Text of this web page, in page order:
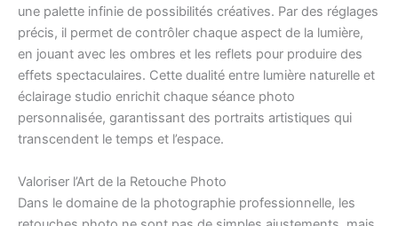
une palette infinie de possibilités créatives. Par des réglages
précis, il permet de contrôler chaque aspect de la lumière,
en jouant avec les ombres et les reflets pour produire des
effets spectaculaires. Cette dualité entre lumière naturelle et
éclairage studio enrichit chaque séance photo
personnalisée, garantissant des portraits artistiques qui
transcendent le temps et l’espace.
Valoriser l’Art de la Retouche Photo
Dans le domaine de la photographie professionnelle, les